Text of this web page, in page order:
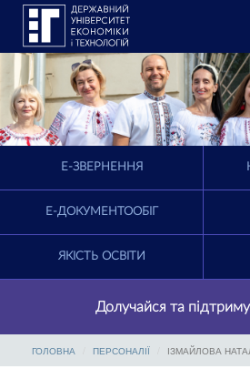
E-ЗВЕРНЕННЯ
Е-ДОКУМЕНТООБІГ
ЯКІСТЬ ОСВІТИ
Долучайся та
ГОЛОВНА ПЕРСОНАЛІЇ ІЗМАЙЛОВА